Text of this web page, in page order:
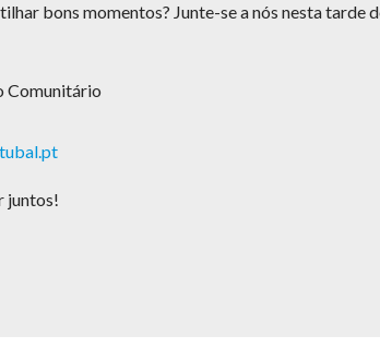
bons momentos? Junte-se a nós nesta tarde
Comunitário
juntos!